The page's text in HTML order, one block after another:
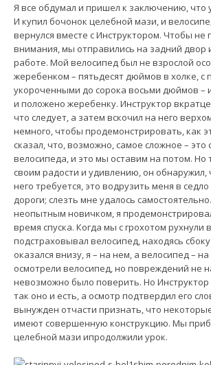
Я все обдумал и пришел к заключению, что
И купил бочонок целебной мази, и
вернулся вместе с Инструктором. Чтобы не
внимания, мы отправились на задний двор
работе. Мой велосипед был не взрослой
жеребенком – пятьдесят дюймов в холке, с
укороченными до сорока восьми дюймов –
и положено жеребенку. Инструктор
что следует, а затем вскочил на него
немного, чтобы продемонстрировать, как
сказал, что, возможно, самое сложное – это
велосипеда, и это мы оставим на потом. Но
своим радости и удивлению, он обнаружил,
него требуется, это водрузить меня в седло
дороги; слезть мне удалось
неопытным новичком, я
время спуска. Когда мы с грохотом рухнули
подстраховывал велосипед, находясь
оказался внизу, я – на нем, а велосипед –
осмотрели велосипед, но повреждений не
невозможно было поверить. Но Инструктор
так оно и есть, а осмотр подтвердил его
вынужден отчасти признать, что
имеют совершенную конструкцию. Мы
целебной мази ипродолжили урок.